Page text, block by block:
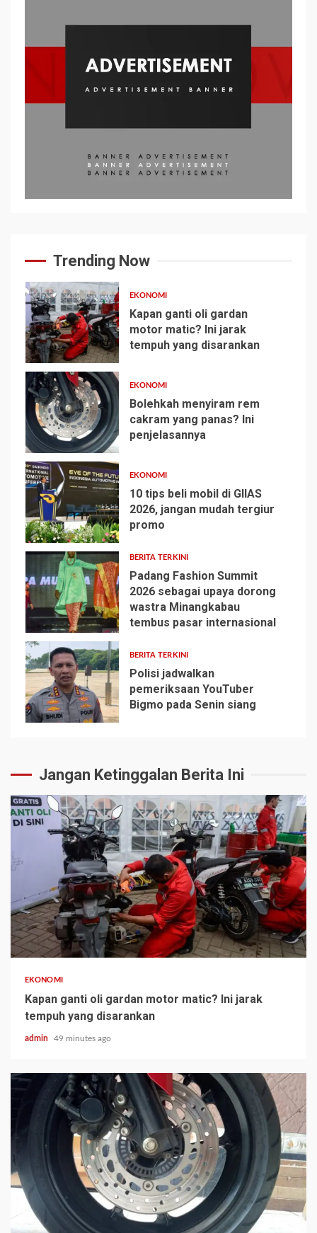
Trending Now
1
EKONOMI
Kapan ganti oli gardan
motor matic? Ini jarak
tempuh yang disarankan
2
EKONOMI
Bolehkah menyiram rem
cakram yang panas? Ini
penjelasannya
3
EKONOMI
10 tips beli mobil di GIIAS
2026, jangan mudah tergiur
promo
4
BERITA TERKINI
Padang Fashion Summit
2026 sebagai upaya dorong
wastra Minangkabau
tembus pasar internasional
5
BERITA TERKINI
Polisi jadwalkan
pemeriksaan YouTuber
Bigmo pada Senin siang
Jangan Ketinggalan Berita Ini
EKONOMI
Kapan ganti oli gardan motor matic? Ini jarak
tempuh yang disarankan
admin 49 minutes ago